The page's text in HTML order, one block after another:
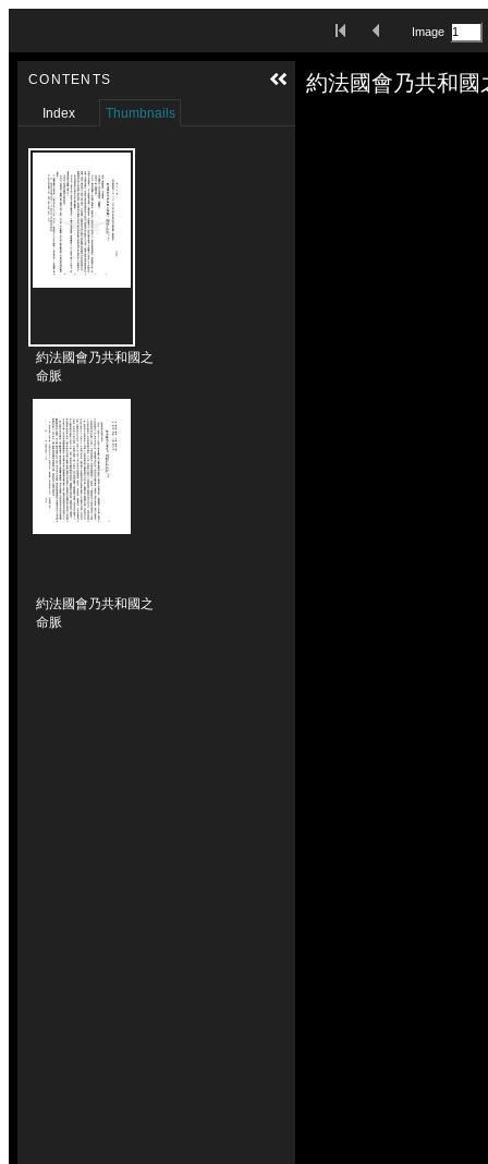
First ImagePrevious Image
Image
Media Viewer
約法國會乃共和國
CONTENTS
Index Thumbnails
約法國會乃共和國之
命脈
約法國會乃共和國之
命脈